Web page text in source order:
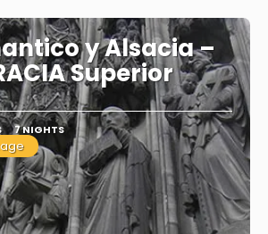
y Alsacia –
Superior
7 NIGHTS